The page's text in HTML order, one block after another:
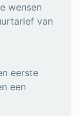
wensen
van
eerste
een